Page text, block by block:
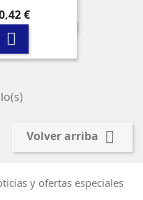
€

Volver arriba 
y ofertas especiales